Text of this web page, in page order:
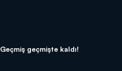
Geçmiş geçmişte kaldı!